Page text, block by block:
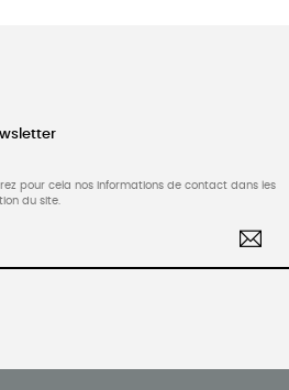
pour cela nos informations de contact dans les
du site.